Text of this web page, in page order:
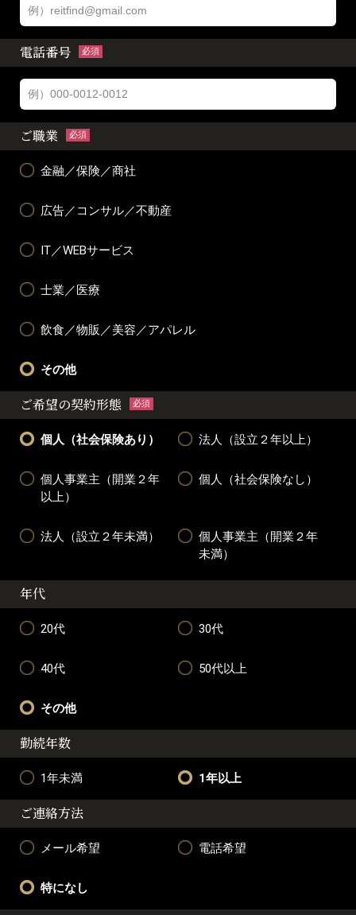
電話番号 必須
ご職業 必須
金融／保険／商社
広告／コンサル／不動産
IT／WEBサービス
士業／医療
飲食／物販／美容／アパレル
その他
ご希望の契約形態 必須
個人（社会保険あり） 法人（設立２年以上）
個人事業主（開業２年
以上）
個人（社会保険なし）
法人（設立２年未満）
個人事業主（開業２年
未満）
年代
20代 30代
40代 50代以上
その他
勤続年数
1年未満 1年以上
ご連絡方法
メール希望 電話希望
特になし